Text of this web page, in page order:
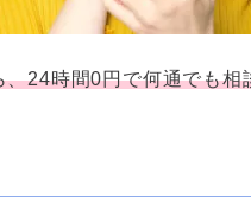
24時間0円で何通でも相